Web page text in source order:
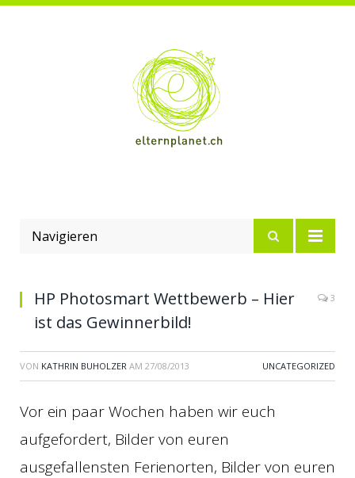
Navigieren
HP Photosmart Wettbewerb – Hier
ist das Gewinnerbild!
3
VON KATHRIN BUHOLZER AM 27/08/2013 UNCATEGORIZED
Vor ein paar Wochen haben wir euch
aufgefordert, Bilder von euren
ausgefallensten Ferienorten, Bilder von euren